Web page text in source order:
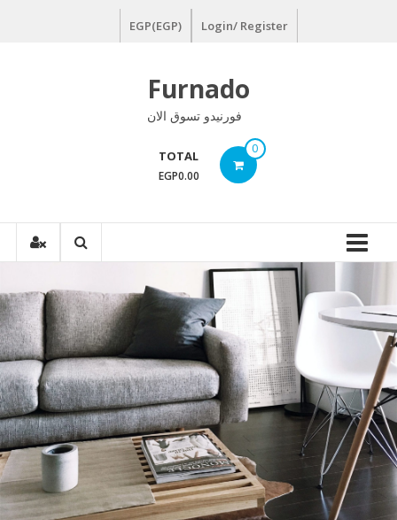
Login/ Register
EGP(EGP)
Furnado
فورنيدو تسوق الان
0
TOTAL
EGP0.00